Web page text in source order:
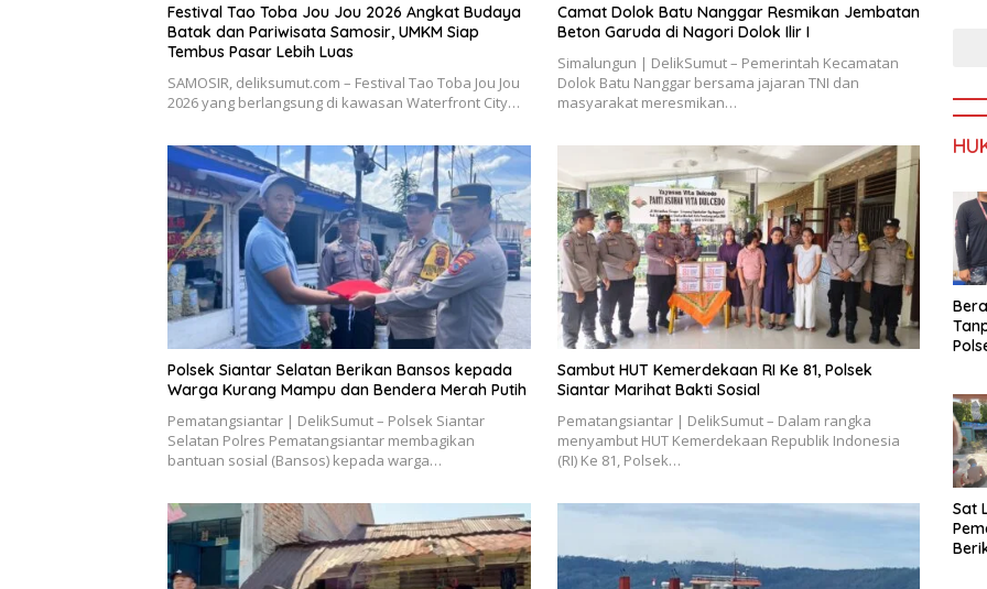
Festival Tao Toba Jou Jou 2026 Angkat Budaya
Batak dan Pariwisata Samosir, UMKM Siap
Tembus Pasar Lebih Luas
SAMOSIR, deliksumut.com – Festival Tao Toba Jou Jou
2026 yang berlangsung di kawasan Waterfront City…
Camat Dolok Batu Nanggar Resmikan Jembatan
Beton Garuda di Nagori Dolok Ilir I
Simalungun | DelikSumut – Pemerintah Kecamatan
Dolok Batu Nanggar bersama jajaran TNI dan
masyarakat meresmikan…
Polsek Siantar Selatan Berikan Bansos kepada
Warga Kurang Mampu dan Bendera Merah Putih
Pematangsiantar | DelikSumut – Polsek Siantar
Selatan Polres Pematangsiantar membagikan
bantuan sosial (Bansos) kepada warga…
Sambut HUT Kemerdekaan RI Ke 81, Polsek
Siantar Marihat Bakti Sosial
Pematangsiantar | DelikSumut – Dalam rangka
menyambut HUT Kemerdekaan Republik Indonesia
(RI) Ke 81, Polsek…
Sat